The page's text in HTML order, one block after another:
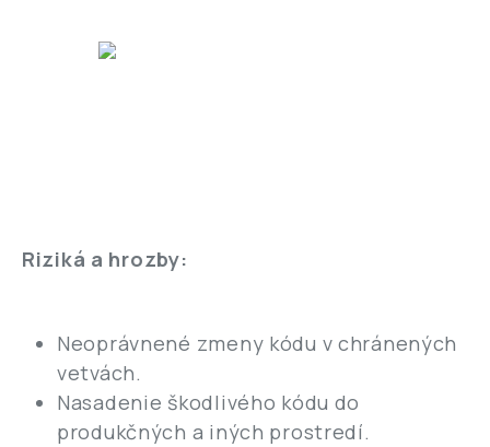
Riziká a hrozby:
Neoprávnené zmeny kódu v chránených
vetvách.
Nasadenie škodlivého kódu do
produkčných a iných prostredí.